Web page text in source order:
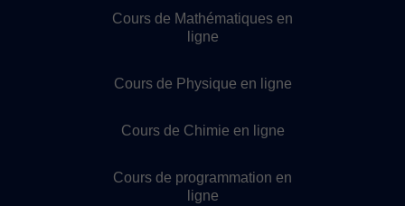
Cours de Mathématiques en
ligne
Cours de Physique en ligne
Cours de Chimie en ligne
Cours de programmation en
ligne